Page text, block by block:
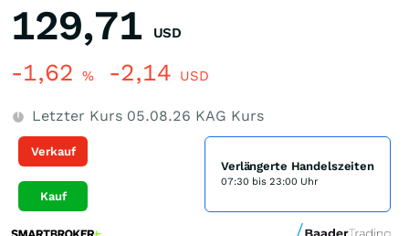
129,71 USD
-1,62 % -2,14 USD
Letzter Kurs 05.08.26 KAG Kurs
Verkauf
Kauf
Verlängerte Handelszeiten
07:30 bis 23:00 Uhr